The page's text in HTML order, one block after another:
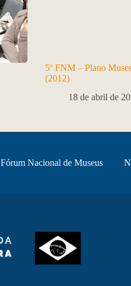
5º FNM – Plano
(2012)
18 de abril de
Fórum Nacional de Museus